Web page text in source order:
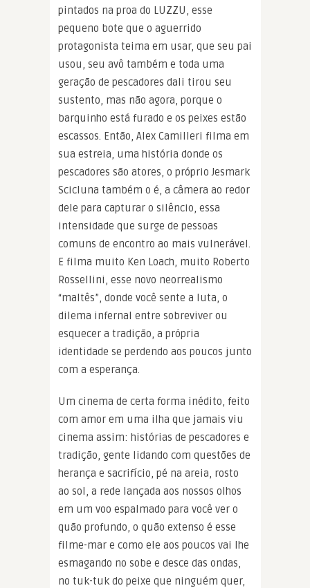
pintados na proa do LUZZU, esse
pequeno bote que o aguerrido
protagonista teima em usar, que seu pai
usou, seu avô também e toda uma
geração de pescadores dali tirou seu
sustento, mas não agora, porque o
barquinho está furado e os peixes estão
escassos. Então, Alex Camilleri filma em
sua estreia, uma história donde os
pescadores são atores, o próprio Jesmark
Scicluna também o é, a câmera ao redor
dele para capturar o silêncio, essa
intensidade que surge de pessoas
comuns de encontro ao mais vulnerável.
E filma muito Ken Loach, muito Roberto
Rossellini, esse novo neorrealismo
“maltês”, donde você sente a luta, o
dilema infernal entre sobreviver ou
esquecer a tradição, a própria
identidade se perdendo aos poucos junto
com a esperança.
Um cinema de certa forma inédito, feito
com amor em uma ilha que jamais viu
cinema assim: histórias de pescadores e
tradição, gente lidando com questões de
herança e sacrifício, pé na areia, rosto
ao sol, a rede lançada aos nossos olhos
em um voo espalmado para você ver o
quão profundo, o quão extenso é esse
filme-mar e como ele aos poucos vai lhe
esmagando no sobe e desce das ondas,
no tuk-tuk do peixe que ninguém quer,